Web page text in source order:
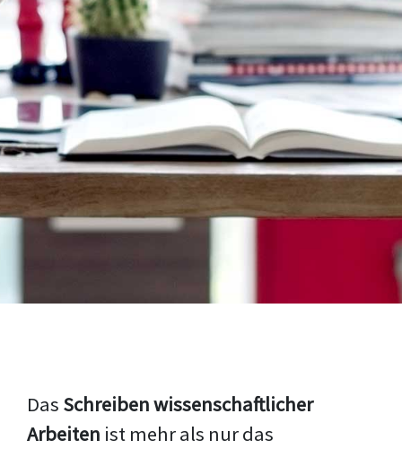
Das Schreiben wissenschaftlicher
Arbeiten ist mehr als nur das